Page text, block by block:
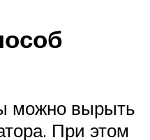
можно вырыть
При этом